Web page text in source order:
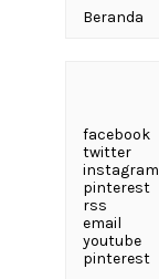
Beranda
facebook
twitter
instagram
pinterest
rss
email
youtube
pinterest